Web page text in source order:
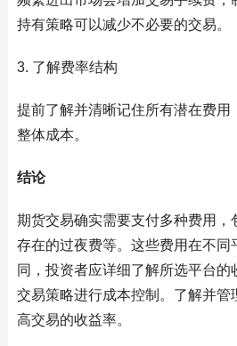
持有策略可以减少不必要的交易。
3. 了解费率结构
提前了解并清晰记住所有潜在费用
整体成本。
结论
期货交易确实需要支付多种费用，
存在的过夜费等。这些费用在不同
同，投资者应详细了解所选平台的
交易策略进行成本控制。了解并管
高交易的收益率。